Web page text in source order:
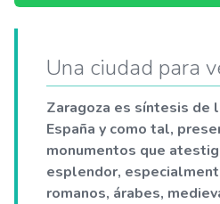
Una ciudad para
Zaragoza es síntesis de
España y como tal,
monumentos que
esplendor,
romanos, árabes,